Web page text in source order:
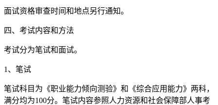
面试资格审查时间和地点另行通知。
四、考试内容和方法
考试分为笔试和面试。
1、笔试
笔试科目为《职业能力倾向测验》和《综合应用能力》两科，
满分均为100分。笔试内容参照人力资源和社会保障部人事考